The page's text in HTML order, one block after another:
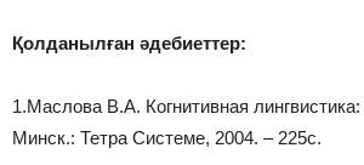
Қолданылған әдебиеттер:
1.Маслова В.А. Когнитивная
Минск.: Тетра Системе, 2004. – 225с.